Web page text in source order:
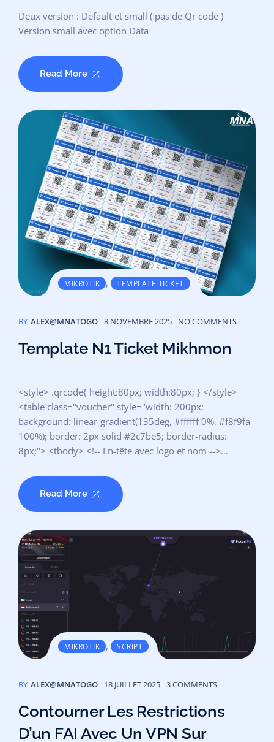
Deux version : Default et small ( pas de Qr code )
Version small avec option Data
Read More
MIKROTIK , TEMPLATE TICKET
BY ALEX@MNATOGO 8 NOVEMBRE 2025 NO COMMENTS
Template N1 Ticket Mikhmon
<style> .qrcode{ height:80px; width:80px; } </style>
<table class="voucher" style="width: 200px;
background: linear-gradient(135deg, #ffffff 0%, #f8f9fa
100%); border: 2px solid #2c7be5; border-radius:
8px;"> <tbody> <!-- En-tête avec logo et nom -->…
Read More
MIKROTIK , SCRIPT
BY ALEX@MNATOGO 18 JUILLET 2025 3 COMMENTS
Contourner Les Restrictions
D’un FAI Avec Un VPN Sur